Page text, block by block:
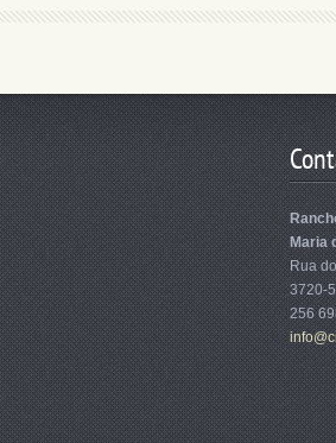
Maria
Rua
3720-
256